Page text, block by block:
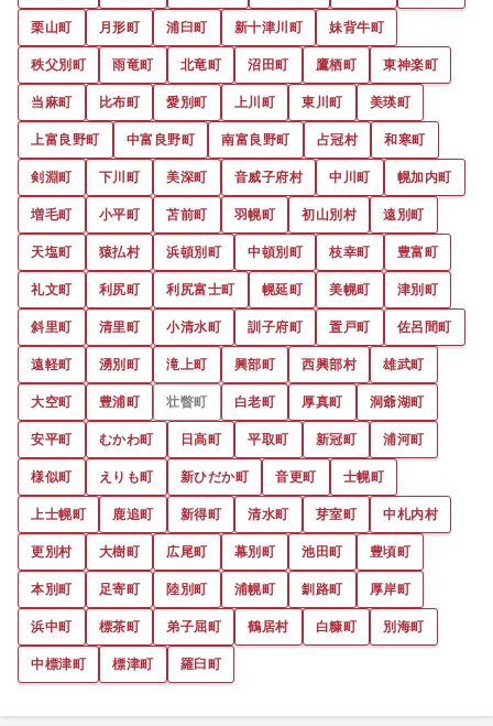
栗山町
月形町 浦臼町 新十津川町
妹背牛町
秩父別町
雨竜町 北竜町 沼田町 鷹栖町
東神楽町
当麻町
比布町 愛別町 上川町 東川町
美瑛町
上富良野町
中富良野町 南富良野町 占冠村
和寒町
剣淵町
下川町 美深町 音威子府村 中川町
幌加内町
増毛町
小平町 苫前町 羽幌町 初山別村
遠別町
天塩町
猿払村 浜頓別町 中頓別町 枝幸町
豊富町
礼文町
利尻町 利尻富士町 幌延町 美幌町
津別町
斜里町
清里町 小清水町 訓子府町 置戸町
佐呂間町
遠軽町
湧別町 滝上町 興部町 西興部村
雄武町
大空町
豊浦町 壮瞥町 白老町 厚真町
洞爺湖町
安平町
むかわ町 日高町 平取町 新冠町
浦河町
様似町
えりも町 新ひだか町 音更町
士幌町
上士幌町
鹿追町 新得町 清水町 芽室町
中札内村
更別村
大樹町 広尾町 幕別町 池田町
豊頃町
本別町
足寄町 陸別町 浦幌町 釧路町
厚岸町
浜中町
標茶町 弟子屈町 鶴居村 白糠町
別海町
中標津町
標津町 羅臼町